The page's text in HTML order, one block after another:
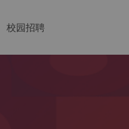
校园招聘